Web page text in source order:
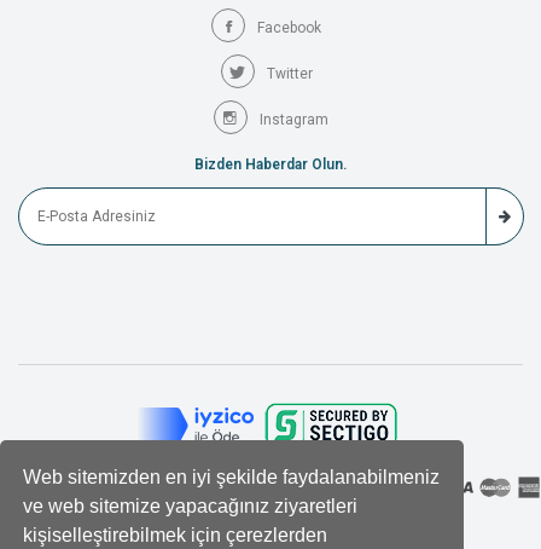
Web sitemizden en iyi şekilde faydalanabilmeniz
ve web sitemize yapacağınız ziyaretleri
kişiselleştirebilmek için çerezlerden
Facebook
Twitter
Instagram
Bizden Haberdar Olun.